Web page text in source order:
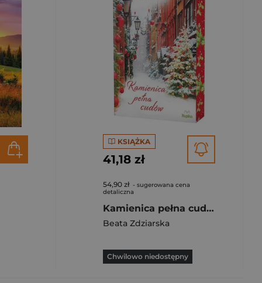
KSIĄŻKA
41,18 zł
54,90 zł - sugerowana cena
detaliczna
Kamienica pełna cudów (ilustrowane brzegi)
Beata Zdziarska
Chwilowo niedostępny